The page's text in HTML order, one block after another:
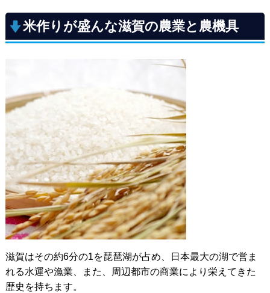
米作りが盛んな滋賀の農業と農機具
滋賀はその約6分の1を琵琶湖が占め、日本最大の湖で営ま
れる水運や漁業、また、周辺都市の商業により栄えてきた
歴史を持ちます。